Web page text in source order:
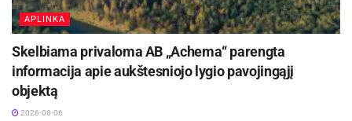
APLINKA
Skelbiama privaloma AB „Achema“ parengta
informacija apie aukštesniojo lygio pavojingąjį
objektą
2026-08-06